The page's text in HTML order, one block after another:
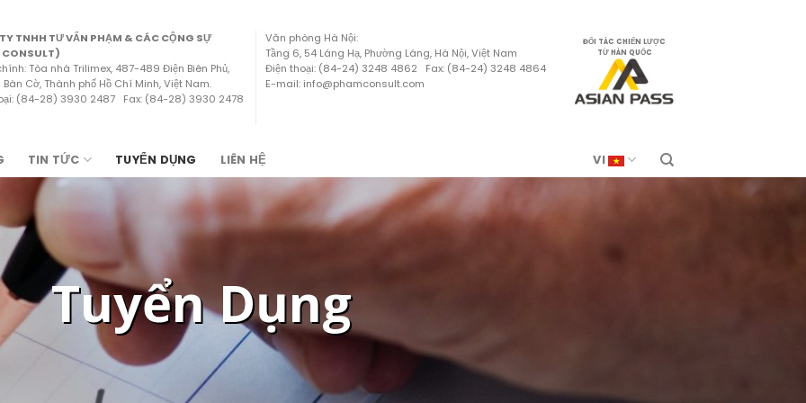
TNHH TƯ VẤN PHẠM & CÁC CỘNG SỰ
Tòa nhà Trilimex, 487-489 Điện Biên Phủ,
Bàn Cờ, Thành phố Hồ Chí Minh, Việt Nam.
(84-28) 3930 2487 Fax: (84-28) 3930 2478
Văn phòng Hà Nội:
Tầng 6, 54 Láng Hạ, Phường Láng, Hà Nội, Việt Nam
Điện thoại: (84-24) 3248 4862 Fax: (84-24) 3248 4864
E-mail: info@phamconsult.com
ĐỐI TÁC CHIẾN LƯỢC
TỪ HÀN QUỐC
TIN TỨC TUYỂN DỤNG LIÊN HỆ VI
Tuyển Dụng